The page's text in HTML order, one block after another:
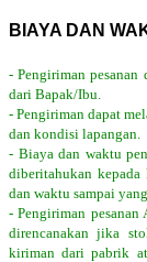
BIAYA DAN
- Pengiriman
dari Bapak/Ibu.
- Pengiriman dapat
dan kondisi lapangan.
- Biaya dan waktu
diberitahukan kepada
dan waktu sampai yang
- Pengiriman
direncanakan jika
kiriman dari pabrik